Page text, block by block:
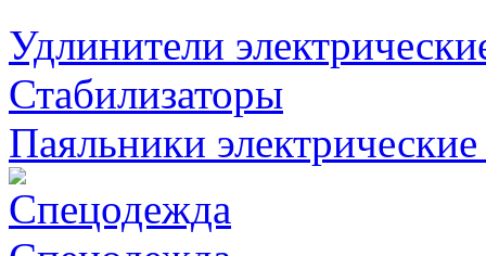
Удлинители
Стабилизаторы
Паяльники